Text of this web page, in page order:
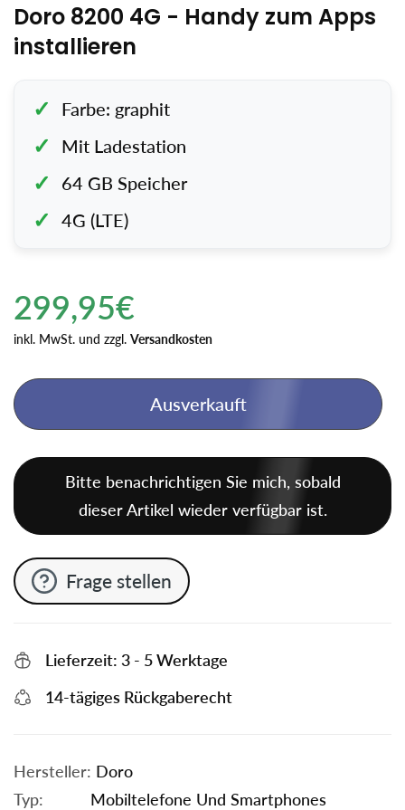
Doro 8200 4G - Handy zum Apps
installieren
Farbe: graphit
Mit Ladestation
64 GB Speicher
4G (LTE)
Regulärer
Preis
299,95€
inkl. MwSt. und zzgl. Versandkosten
Ausverkauft
Bitte benachrichtigen Sie mich, sobald
dieser Artikel wieder verfügbar ist.
Frage stellen
Lieferzeit: 3 - 5 Werktage
14-tägiges Rückgaberecht
Hersteller: Doro
Typ:
Mobiltelefone Und Smartphones